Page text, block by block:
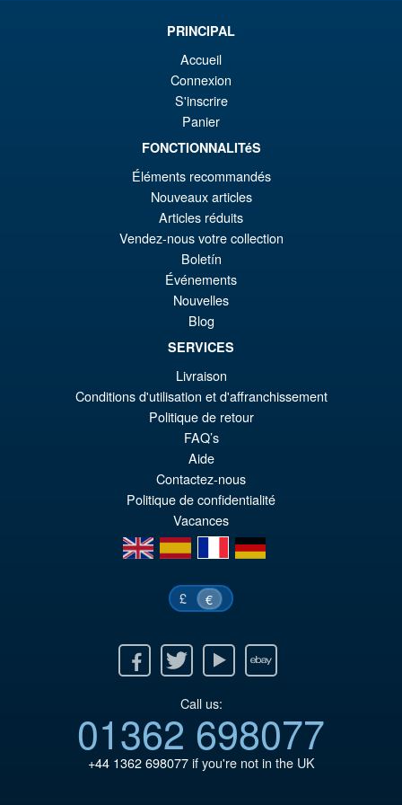
Piece Shanks Summit War of
Marineford Action Figure
PRÉ COMMANDE
Bandai Spirits S.H.Figuarts
Dragon Ball Super: Broly -
Super- Action Figure
€61.41
PRÉ COMMANDE
PRINCIPAL
Accueil
Connexion
S'inscrire
Panier
FONCTIONNALITéS
Éléments recommandés
Nouveaux articles
Articles réduits
Vendez-nous votre collection
Boletín
Événements
Nouvelles
Blog
SERVICES
Livraison
Conditions d'utilisation et d'affranchissement
Politique de retour
FAQ’s
Aide
Contactez-nous
Politique de confidentialité
Vacances
en
es fr de
£ €
Twitter Youtube Ebay
Call us:
01362 698077
+44 1362 698077if you're not in the UK